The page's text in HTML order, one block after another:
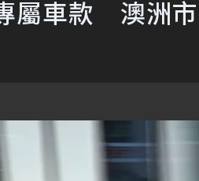
屬車款 澳洲市